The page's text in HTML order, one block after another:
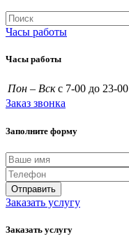
Часы работы
Часы работы
Пон – Вск с 7-00 до 23-00
Заказ звонка
Заполните форму
Отправить
Заказать услугу
Заказать услугу